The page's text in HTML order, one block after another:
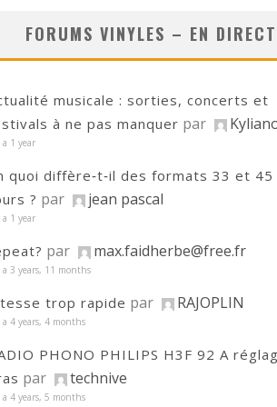
FORUMS VINYLES – EN DIRECT
musicale : sorties, concerts et
à ne pas manquer par
a 1 year
quoi diffère‑t‑il des formats 33 et 45
? par jean pascal
a 1 year
par max.faidherbe@free.fr
a 3 years, 11 months
trop rapide par RAJOPLIN
a 4 years, 4 months
PHONO PHILIPS H3F 92 A
par technive
a 4 years, 5 months